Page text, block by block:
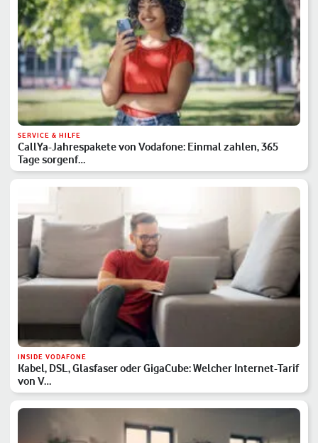
SERVICE & HILFE
CallYa-Jahrespakete von Vodafone: Einmal zahlen, 365
Tage sorgenf…
INSIDE VODAFONE
Kabel, DSL, Glasfaser oder GigaCube: Welcher Internet-Tarif
von V…